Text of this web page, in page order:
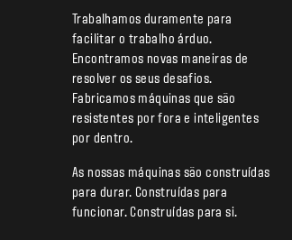
Trabalhamos duramente para
facilitar o trabalho árduo.
Encontramos novas maneiras de
resolver os seus desafios.
Fabricamos máquinas que são
resistentes por fora e inteligentes
por dentro.
As nossas máquinas são construídas
para durar. Construídas para
funcionar. Construídas para si.